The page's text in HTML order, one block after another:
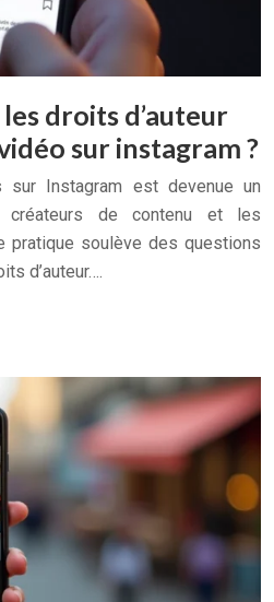
droits d’auteur
sur instagram ?
sur Instagram est devenue un
créateurs de contenu et les
pratique soulève des questions
d’auteur….